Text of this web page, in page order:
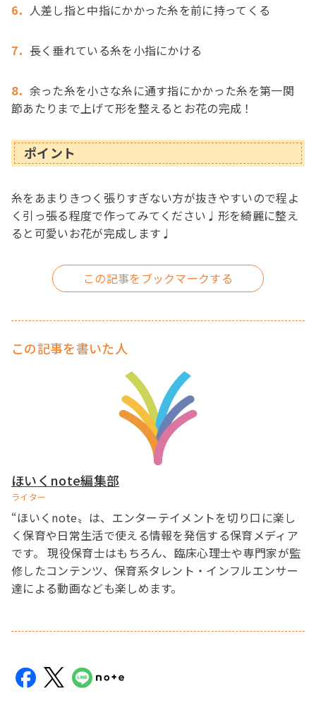
6． 人差し指と中指にかかった糸を前に持ってくる
7． 長く垂れている糸を小指にかける
8． 余った糸を小さな糸に通す指にかかった糸を第一関
節あたりまで上げて形を整えるとお花の完成！
ポイント
糸をあまりきつく張りすぎない方が抜きやすいので程よ
く引っ張る程度で作ってみてください♩形を綺麗に整え
ると可愛いお花が完成します♩
この記事を書いた人
ほいくnote編集部
ライター
“ほいくnote〟は、エンターテイメントを切り口に楽し
く保育や日常生活で使える情報を発信する保育メディア
です。 現役保育士はもちろん、臨床心理士や専門家が監
修したコンテンツ、保育系タレント・インフルエンサー
達による動画なども楽しめます。